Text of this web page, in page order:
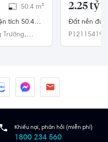
50.4 m²
tích 50.4m²
Trường,
2.25 tỷ
Đất nền
4m x 14m
P12115419
Khiếu nại, phản hồi (miễn phí)
1800 234 560